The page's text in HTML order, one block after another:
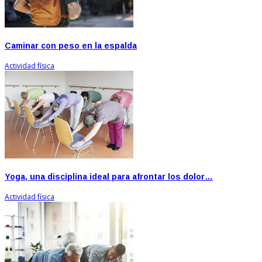
Caminar con peso en la espalda
Actividad física
Yoga, una disciplina ideal para afrontar los dolor…
Actividad física